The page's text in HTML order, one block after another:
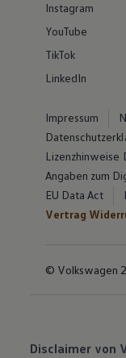
Instagram
YouTube
TikTok
LinkedIn
Impressum
Lizenzhinweise
Angaben zum
EU Data Act
Vertrag
© Volkswagen
Disclaimer von